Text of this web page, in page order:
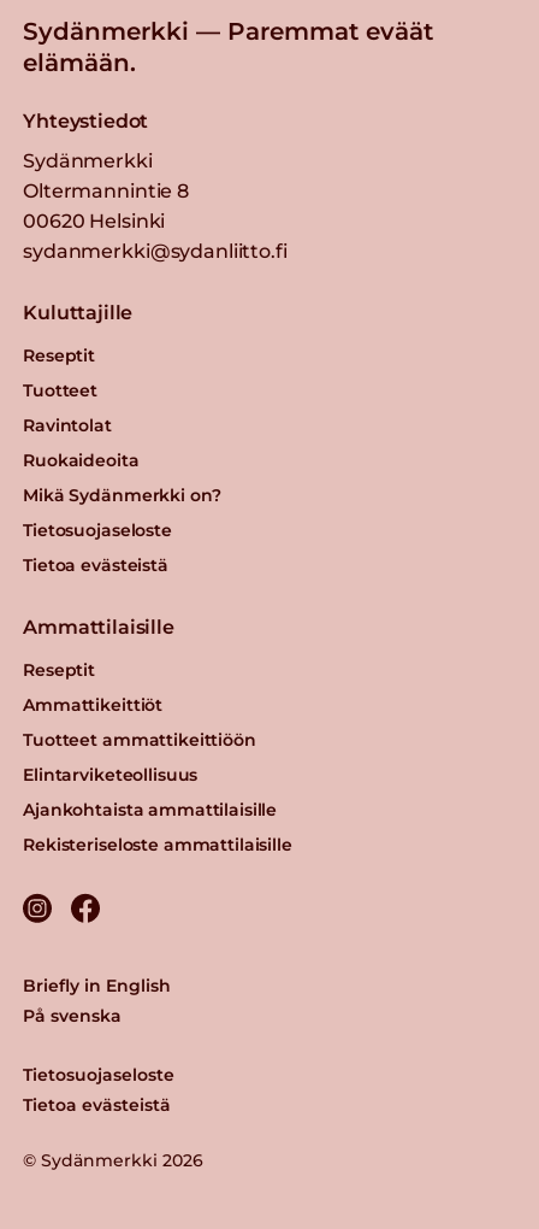
Sydänmerkki — Paremmat eväät
elämään.
Yhteystiedot
Sydänmerkki
Oltermannintie 8
00620 Helsinki
sydanmerkki@sydanliitto.fi
Kuluttajille
Reseptit
Tuotteet
Ravintolat
Ruokaideoita
Mikä Sydänmerkki on?
Tietosuojaseloste
Tietoa evästeistä
Ammattilaisille
Reseptit
Ammattikeittiöt
Tuotteet ammattikeittiöön
Elintarviketeollisuus
Ajankohtaista ammattilaisille
Rekisteriseloste ammattilaisille
© Sydänmerkki 2026
Tietosuojaseloste
Tietoa evästeistä
Briefly in English
På svenska